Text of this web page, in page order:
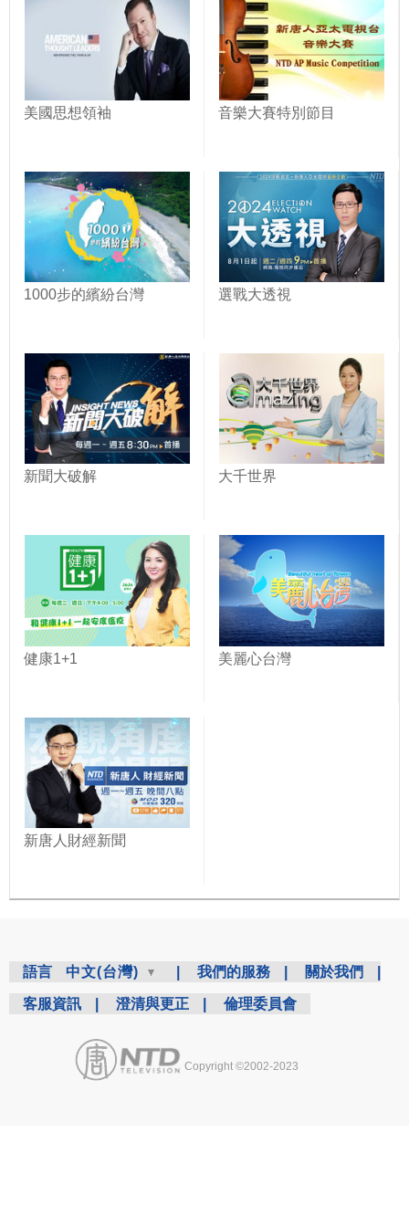
美國思想領袖 音樂大賽特別節目
1000步的繽紛台灣 選戰大透視
新聞大破解 大千世界
健康1+1 美麗心台灣
新唐人財經新聞
語言 中文(台灣) 我們的服務 關於我們
客服資訊 澄清與更正 倫理委員會
Copyright ©2002-2023